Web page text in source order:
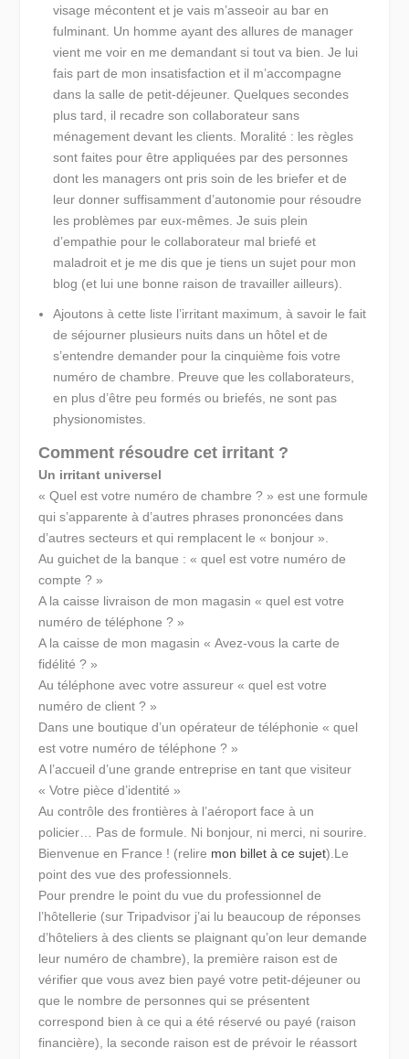
visage mécontent et je vais m’asseoir au bar en
fulminant. Un homme ayant des allures de manager
vient me voir en me demandant si tout va bien. Je lui
fais part de mon insatisfaction et il m’accompagne
dans la salle de petit-déjeuner. Quelques secondes
plus tard, il recadre son collaborateur sans
ménagement devant les clients. Moralité : les règles
sont faites pour être appliquées par des personnes
dont les managers ont pris soin de les briefer et de
leur donner suffisamment d’autonomie pour résoudre
les problèmes par eux-mêmes. Je suis plein
d’empathie pour le collaborateur mal briefé et
maladroit et je me dis que je tiens un sujet pour mon
blog (et lui une bonne raison de travailler ailleurs).
Ajoutons à cette liste l’irritant maximum, à savoir le fait
de séjourner plusieurs nuits dans un hôtel et de
s’entendre demander pour la cinquième fois votre
numéro de chambre. Preuve que les collaborateurs,
en plus d’être peu formés ou briefés, ne sont pas
physionomistes.
Comment résoudre cet irritant ?
Un irritant universel
« Quel est votre numéro de chambre ? » est une formule
qui s’apparente à d’autres phrases prononcées dans
d’autres secteurs et qui remplacent le « bonjour ».
Au guichet de la banque : « quel est votre numéro de
compte ? »
A la caisse livraison de mon magasin « quel est votre
numéro de téléphone ? »
A la caisse de mon magasin « Avez-vous la carte de
fidélité ? »
Au téléphone avec votre assureur « quel est votre
numéro de client ? »
Dans une boutique d’un opérateur de téléphonie « quel
est votre numéro de téléphone ? »
A l’accueil d’une grande entreprise en tant que visiteur
« Votre pièce d’identité »
Au contrôle des frontières à l’aéroport face à un
policier… Pas de formule. Ni bonjour, ni merci, ni sourire.
Bienvenue en France ! (relire mon billet à ce sujet). Le
point des vue des professionnels.
Pour prendre le point du vue du professionnel de
l’hôtellerie (sur Tripadvisor j’ai lu beaucoup de réponses
d’hôteliers à des clients se plaignant qu’on leur demande
leur numéro de chambre), la première raison est de
vérifier que vous avez bien payé votre petit-déjeuner ou
que le nombre de personnes qui se présentent
correspond bien à ce qui a été réservé ou payé (raison
financière), la seconde raison est de prévoir le réassort